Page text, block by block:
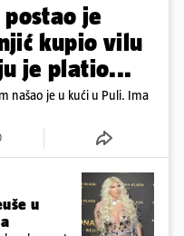
je
kupio vilu
je platio...
našao je u kući u Puli. Ima
u